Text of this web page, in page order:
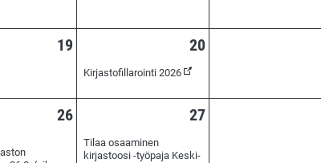
19 20
Kirjastofillarointi 2026
26 27
Tilaa osaaminen
kirjastoosi -työpaja Keski-